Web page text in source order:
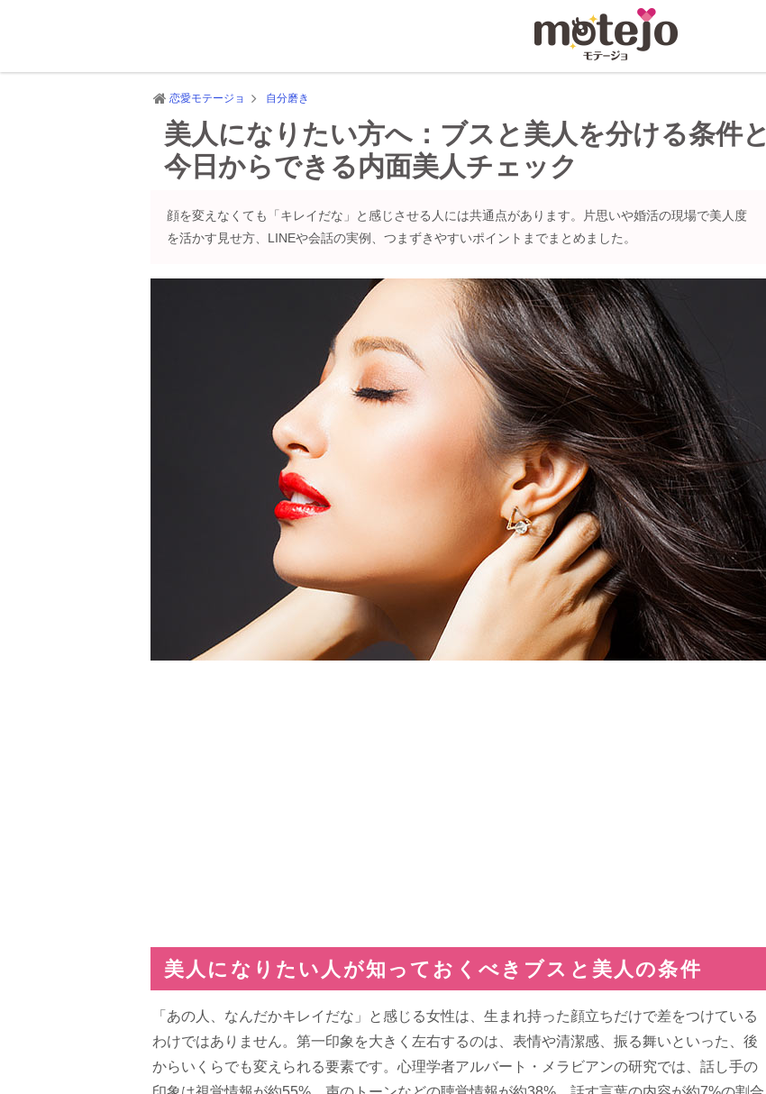
恋愛モテージョ 自分磨き
美人になりたい方へ：ブスと美人を分ける条件と
今日からできる内面美人チェック
顔を変えなくても「キレイだな」と感じさせる人には共通点があります。片思いや婚活の現場で美人度
を活かす見せ方、LINEや会話の実例、つまずきやすいポイントまでまとめました。
美人になりたい人が知っておくべきブスと美人の条件
「あの人、なんだかキレイだな」と感じる女性は、生まれ持った顔立ちだけで差をつけている
わけではありません。第一印象を大きく左右するのは、表情や清潔感、振る舞いといった、後
からいくらでも変えられる要素です。心理学者アルバート・メラビアンの研究では、話し手の